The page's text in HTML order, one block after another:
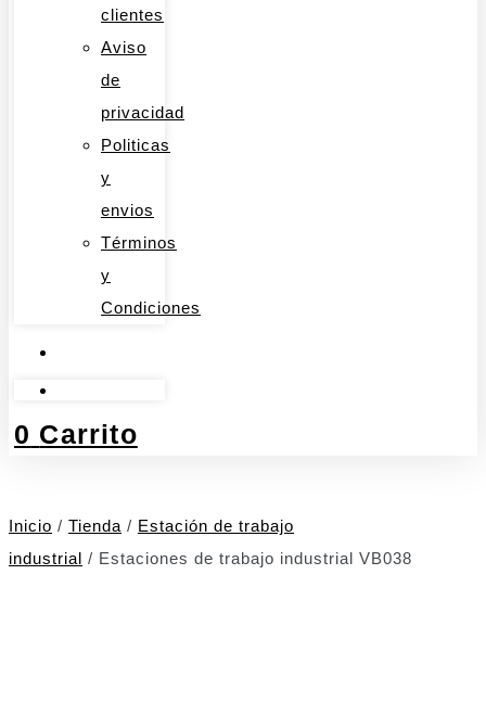
clientes
Aviso
de
privacidad
Politicas
y
envios
Términos
y
Condiciones
0 Carrito
Inicio / Tienda / Estación de trabajo
industrial / Estaciones de trabajo industrial VB038